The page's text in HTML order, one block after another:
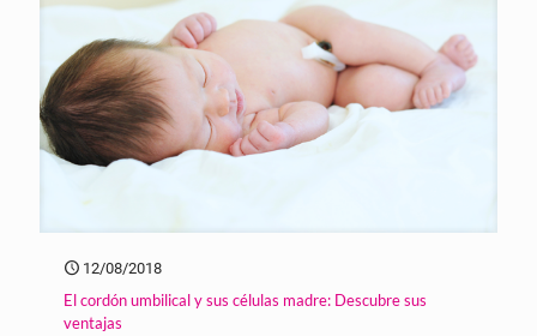
12/08/2018
El cordón umbilical y sus células madre: Descubre sus
ventajas